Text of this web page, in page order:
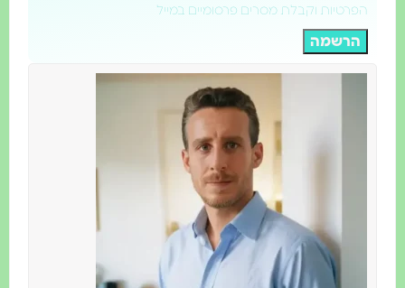
הפרטיות וקבלת מסרים פרסומיים במייל
הרשמה